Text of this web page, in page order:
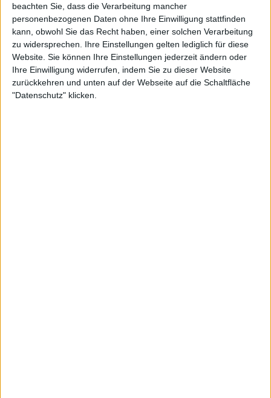
beachten Sie, dass die Verarbeitung mancher
personenbezogenen Daten ohne Ihre Einwilligung stattfinden
kann, obwohl Sie das Recht haben, einer solchen Verarbeitung
zu widersprechen. Ihre Einstellungen gelten lediglich für diese
Website. Sie können Ihre Einstellungen jederzeit ändern oder
Ihre Einwilligung widerrufen, indem Sie zu dieser Website
zurückkehren und unten auf der Webseite auf die Schaltfläche
"Datenschutz" klicken.